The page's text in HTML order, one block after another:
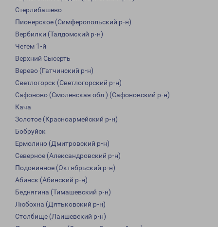
Стерлибашево
Пионерское (Симферопольский р-н)
Вербилки (Талдомский р-н)
Чегем 1-й
Верхний Сысерть
Верево (Гатчинский р-н)
Светлогорск (Светлогорский р-н)
Сафоново (Смоленская обл.) (Сафоновский р-н)
Кача
Золотое (Красноармейский р-н)
Бобруйск
Ермолино (Дмитровский р-н)
Северное (Александровский р-н)
Подовинное (Октябрьский р-н)
Абинск (Абинский р-н)
Беднягина (Тимашевский р-н)
Любохна (Дятьковский р-н)
Столбище (Лаишевский р-н)